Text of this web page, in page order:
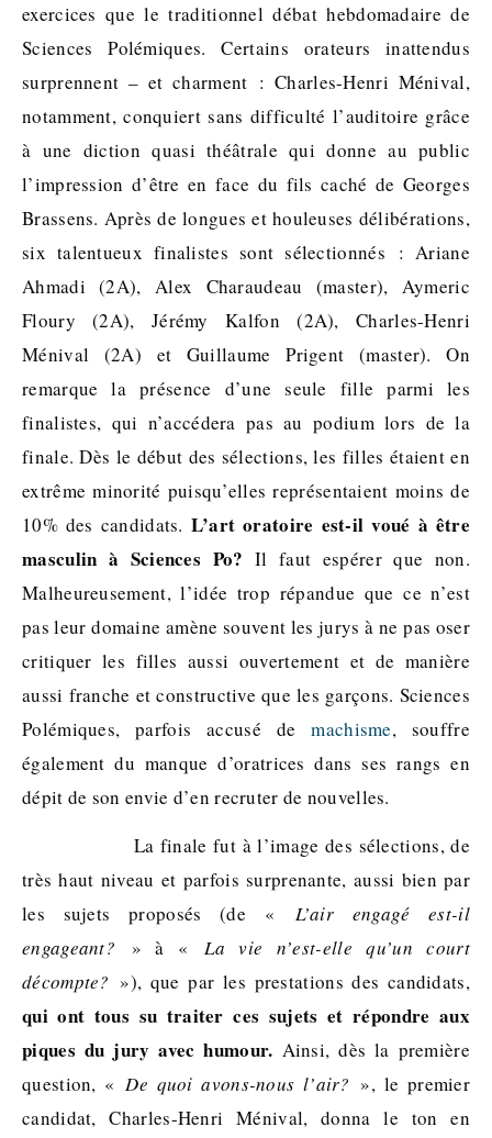
exercices que le traditionnel débat hebdomadaire de
Sciences Polémiques. Certains orateurs inattendus
surprennent – et charment : Charles-Henri Ménival,
notamment, conquiert sans difficulté l’auditoire grâce
à une diction quasi théâtrale qui donne au public
l’impression d’être en face du fils caché de Georges
Brassens. Après de longues et houleuses délibérations,
six talentueux finalistes sont sélectionnés : Ariane
Ahmadi (2A), Alex Charaudeau (master), Aymeric
Floury (2A), Jérémy Kalfon (2A), Charles-Henri
Ménival (2A) et Guillaume Prigent (master). On
remarque la présence d’une seule fille parmi les
finalistes, qui n’accédera pas au podium lors de la
finale. Dès le début des sélections, les filles étaient en
extrême minorité puisqu’elles représentaient moins de
10% des candidats. L’art oratoire est-il voué à être
masculin à Sciences Po? Il faut espérer que non.
Malheureusement, l’idée trop répandue que ce n’est
pas leur domaine amène souvent les jurys à ne pas oser
critiquer les filles aussi ouvertement et de manière
aussi franche et constructive que les garçons. Sciences
Polémiques, parfois accusé demachisme, souffre
également du manque d’oratrices dans ses rangs en
dépit de son envie d’en recruter de nouvelles.
La finale fut à l’image des sélections, de
très haut niveau et parfois surprenante, aussi bien par
les sujets proposés (de « L’air engagé est-il
engageant? » à «La vie n’est-elle qu’un court
décompte? »), que par les prestations des candidats,
qui ont tous su traiter ces sujets et répondre aux
piques du jury avec humour. Ainsi, dès la première
question, «De quoi avons-nous l’air? », le premier
candidat, Charles-Henri Ménival, donna le ton en